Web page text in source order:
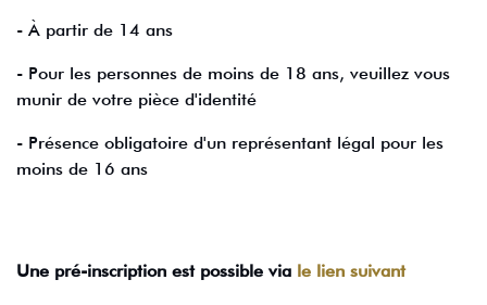
- À partir de 14 ans
- Pour les personnes de moins de 18 ans, veuillez vous
munir de votre pièce d'identité
- Présence obligatoire d'un représentant légal pour les
moins de 16 ans
Une pré-inscription est possible via le lien suivant